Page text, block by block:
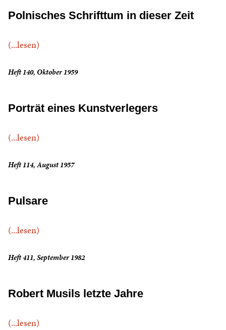
Polnisches Schrifttum in dieser Zeit
(...lesen)
Heft 140, Oktober 1959
Porträt eines Kunstverlegers
(...lesen)
Heft 114, August 1957
Pulsare
(...lesen)
Heft 411, September 1982
Robert Musils letzte Jahre
(...lesen)